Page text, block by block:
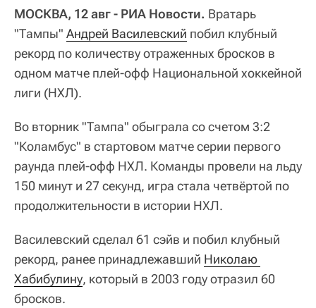
МОСКВА, 12 авг - РИА Новости. Вратарь
"Тампы" Андрей Василевский побил клубный
рекорд по количеству отраженных бросков в
одном матче плей-офф Национальной хоккейной
лиги (НХЛ).
Во вторник "Тампа" обыграла со счетом 3:2
"Коламбус" в стартовом матче серии первого
раунда плей-офф НХЛ. Команды провели на льду
150 минут и 27 секунд, игра стала четвёртой по
продолжительности в истории НХЛ.
Василевский сделал 61 сэйв и побил клубный
рекорд, ранее принадлежавший Николаю
Хабибулину, который в 2003 году отразил 60
бросков.